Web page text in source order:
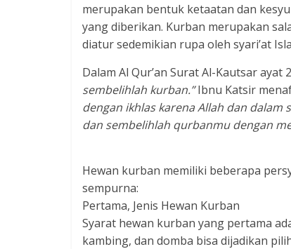
merupakan bentuk ketaatan dan
yang diberikan. Kurban merupakan
diatur sedemikian rupa oleh syari’at
Dalam Al Qur’an Surat Al-Kautsar ayat
sembelihlah kurban.”Ibnu Katsir
dengan ikhlas karena Allah dan dalam
dan sembelihlah qurbanmu dengan
Hewan kurban memiliki beberapa
sempurna:
Pertama, Jenis Hewan Kurban
Syarat hewan kurban yang pertama
kambing, dan domba bisa dijadikan